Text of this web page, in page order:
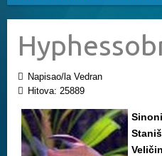
Napisao/la Vedran
Hitova: 25889